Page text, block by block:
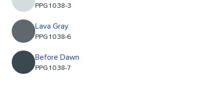
PPG1038-3
Lava Gray
PPG1038-6
Before Dawn
PPG1038-7